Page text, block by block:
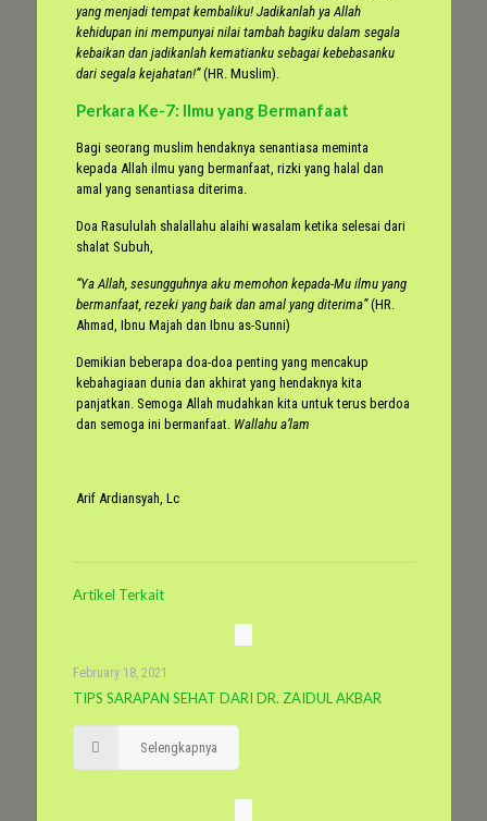
yang menjadi tempat kembaliku! Jadikanlah ya Allah
kehidupan ini mempunyai nilai tambah bagiku dalam segala
kebaikan dan jadikanlah kematianku sebagai kebebasanku
dari segala kejahatan!”(HR. Muslim).
Perkara Ke-7: Ilmu yang Bermanfaat
Bagi seorang muslim hendaknya senantiasa meminta
kepada Allah ilmu yang bermanfaat, rizki yang halal dan
amal yang senantiasa diterima.
Doa Rasululah shalallahu alaihi wasalam ketika selesai dari
shalat Subuh,
“Ya Allah, sesungguhnya aku memohon kepada-Mu ilmu yang
bermanfaat, rezeki yang baik dan amal yang diterima”(HR.
Ahmad, Ibnu Majah dan Ibnu as-Sunni)
Demikian beberapa doa-doa penting yang mencakup
kebahagiaan dunia dan akhirat yang hendaknya kita
panjatkan. Semoga Allah mudahkan kita untuk terus berdoa
dan semoga ini bermanfaat. Wallahu a’lam
Arif Ardiansyah, Lc
Artikel Terkait
February 18, 2021
TIPS SARAPAN SEHAT DARI DR. ZAIDUL AKBAR
Selengkapnya